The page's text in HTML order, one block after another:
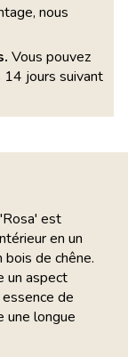
nous
Vous pouvez
jours suivant
est
en un
de chêne.
un aspect
de
une longue